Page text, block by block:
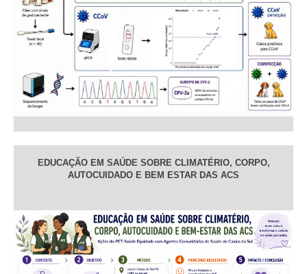
EDUCAÇÃO EM SAÚDE SOBRE CLIMATÉRIO, CORPO,
AUTOCUIDADO E BEM ESTAR DAS ACS